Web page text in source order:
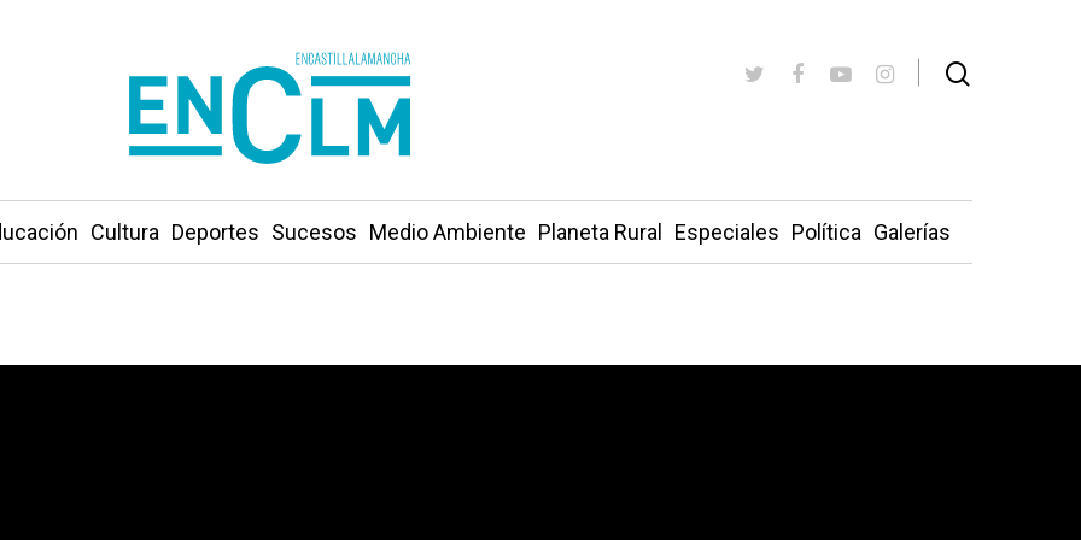
Cultura Deportes Sucesos Medio Ambiente Planeta Rural Especiales Política Galerías